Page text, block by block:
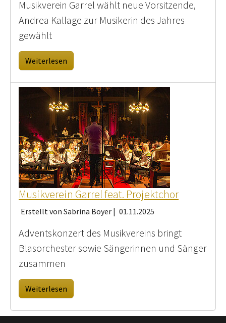
Musikverein Garrel wählt neue Vorsitzende,
Andrea Kallage zur Musikerin des Jahres
gewählt
Weiterlesen
Musikverein Garrel feat. Projektchor
Erstellt von Sabrina Boyer | 01.11.2025
Adventskonzert des Musikvereins bringt
Blasorchester sowie Sängerinnen und Sänger
zusammen
Weiterlesen